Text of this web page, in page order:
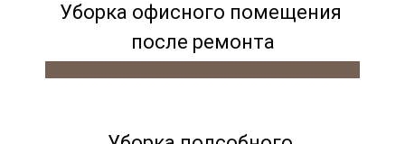
Уборка офисного помещения
после ремонта